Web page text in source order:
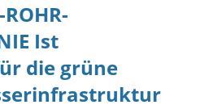
ROHR-
Ist
die grüne